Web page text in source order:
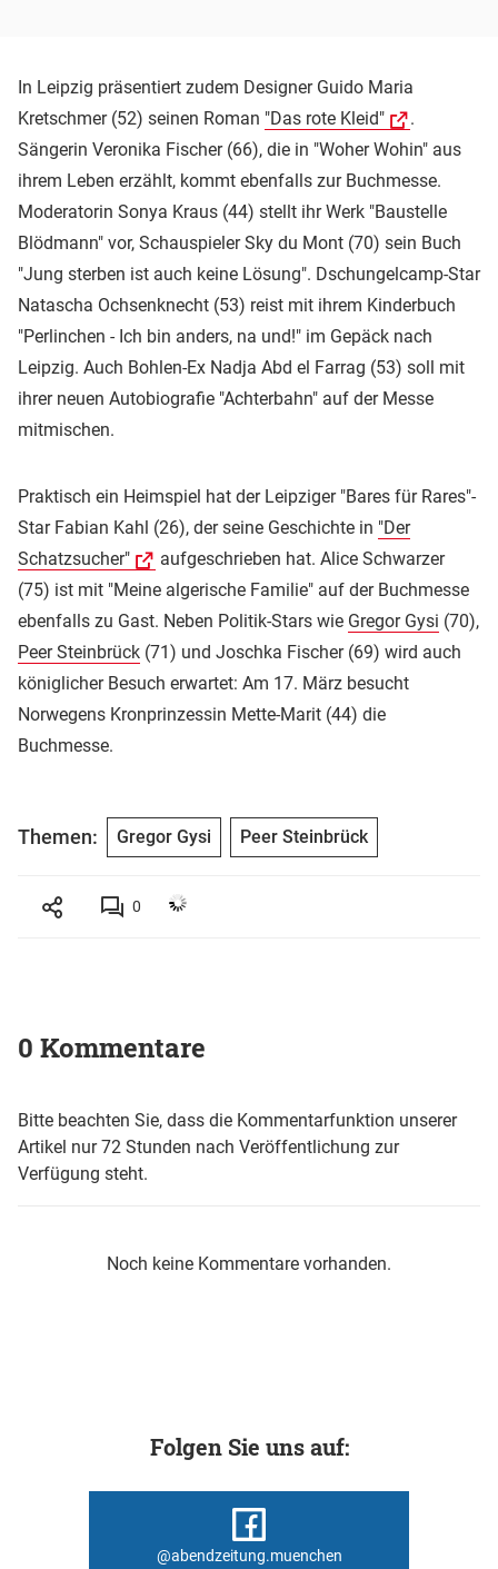
In Leipzig präsentiert zudem Designer Guido Maria
Kretschmer (52) seinen Roman "Das rote Kleid"
.
Sängerin Veronika Fischer (66), die in "Woher Wohin" aus
ihrem Leben erzählt, kommt ebenfalls zur Buchmesse.
Moderatorin Sonya Kraus (44) stellt ihr Werk "Baustelle
Blödmann" vor, Schauspieler Sky du Mont (70) sein Buch
"Jung sterben ist auch keine Lösung". Dschungelcamp-Star
Natascha Ochsenknecht (53) reist mit ihrem Kinderbuch
"Perlinchen - Ich bin anders, na und!" im Gepäck nach
Leipzig. Auch Bohlen-Ex Nadja Abd el Farrag (53) soll mit
ihrer neuen Autobiografie "Achterbahn" auf der Messe
mitmischen.
Praktisch ein Heimspiel hat der Leipziger "Bares für Rares"-
Star Fabian Kahl (26), der seine Geschichte in "Der
Schatzsucher"
aufgeschrieben hat. Alice Schwarzer
(75) ist mit "Meine algerische Familie" auf der Buchmesse
ebenfalls zu Gast. Neben Politik-Stars wie Gregor Gysi (70),
Peer Steinbrück (71) und Joschka Fischer (69) wird auch
königlicher Besuch erwartet: Am 17. März besucht
Norwegens Kronprinzessin Mette-Marit (44) die
Buchmesse.
Themen: Gregor Gysi Peer Steinbrück
0
0 Kommentare
Bitte beachten Sie, dass die Kommentarfunktion unserer
Artikel nur 72 Stunden nach Veröffentlichung zur
Verfügung steht.
Noch keine Kommentare vorhanden.
Folgen Sie uns auf:
@abendzeitung.muenchen